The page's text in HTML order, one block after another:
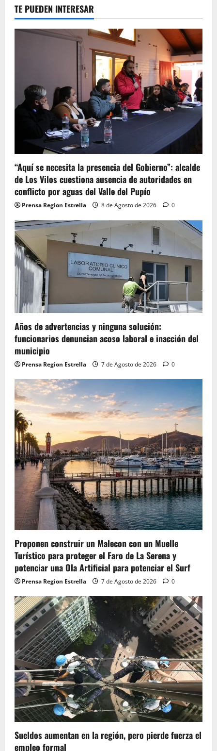
TE PUEDEN INTERESAR
“Aquí se necesita la presencia del Gobierno”: alcalde
de Los Vilos cuestiona ausencia de autoridades en
conflicto por aguas del Valle del Pupío
Prensa Region Estrella 8 de Agosto de 2026 0
Años de advertencias y ninguna solución:
funcionarios denuncian acoso laboral e inacción del
municipio
Prensa Region Estrella 7 de Agosto de 2026 0
Proponen construir un Malecon con un Muelle
Turístico para proteger el Faro de La Serena y
potenciar una Ola Artificial para potenciar el Surf
Prensa Region Estrella 7 de Agosto de 2026 0
Sueldos aumentan en la región, pero pierde fuerza el
empleo formal